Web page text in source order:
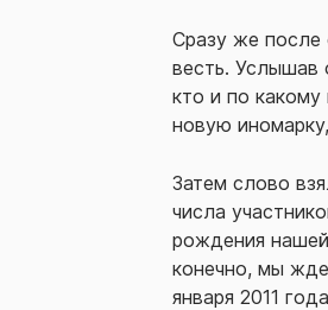
Сразу же после
весть. Услышав
кто и по
новую
Затем слово
числа
рождения
конечно, мы
января 2011